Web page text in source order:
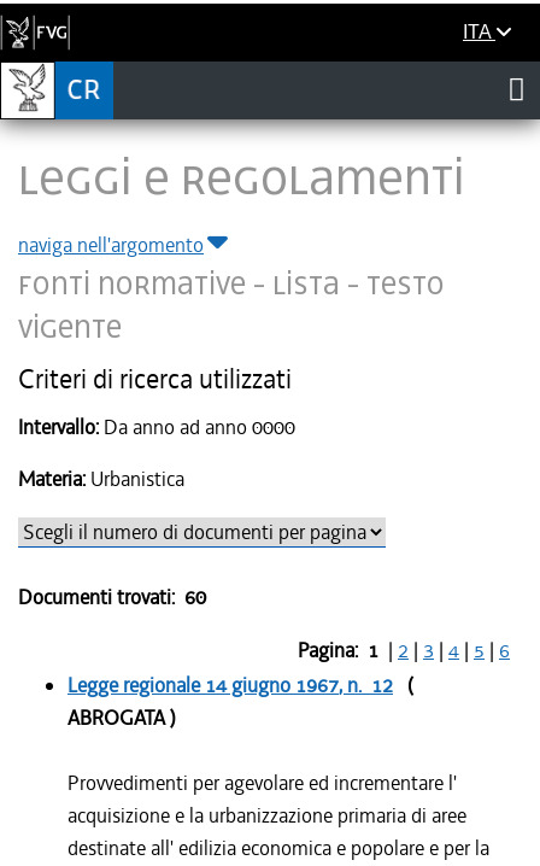
ITA
LEGGI E REGOLAMENTI
naviga nell'argomento
Fonti normative - Lista - Testo
vigente
Criteri di ricerca utilizzati
Intervallo:
Da anno ad anno 0000
Materia: Urbanistica
Documenti trovati: 60
Pagina: 1 | 2 | 3 | 4 | 5 | 6
Legge regionale14 giugno 1967, n. 12 (
ABROGATA )
Provvedimenti per agevolare ed incrementare l'
acquisizione e la urbanizzazione primaria di aree
destinate all' edilizia economica e popolare e per la